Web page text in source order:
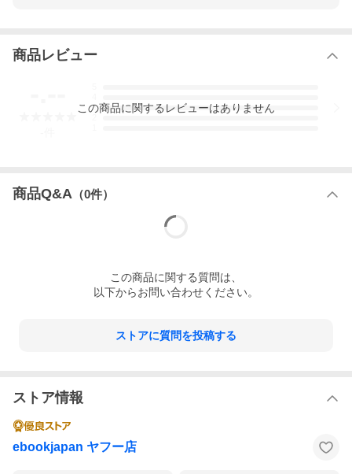
商品レビュー
3
この商品に関するレビューはありません
商品Q&A （0件）
この商品に関する質問は、
以下からお問い合わせください。
ストアに質問を投稿する
ストア情報
ebookjapan ヤフー店